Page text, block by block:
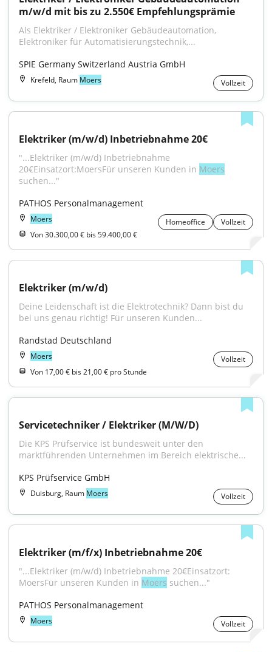
m/w/d mit bis zu 2.550€ Empfehlungsprämie
Als Elektriker / Elektroniker Gebäudeautomation,
Elektroniker für Automatisierungstechnik,...
SPIE Germany Switzerland Austria GmbH
Krefeld, Raum Moers Vollzeit
Elektriker (m/w/d) Inbetriebnahme 20€
"...Elektriker (m/w/d) Inbetriebnahme
20€Einsatzort:MoersFür unseren Kunden in Moers
suchen..."
PATHOS Personalmanagement
Moers Homeoffice
Vollzeit
Von 30.300,00 € bis 59.400,00 €
Elektriker (m/w/d)
Deine Leidenschaft ist die Elektrotechnik? Dann bist du
bei uns genau richtig! Für unseren Kunden...
Randstad Deutschland
Moers
Vollzeit
Von 17,00 € bis 21,00 € pro Stunde
Servicetechniker / Elektriker (M/W/D)
Die KPS Prüfservice ist bundesweit unter den
marktführenden Unternehmen im Bereich elektrische...
KPS Prüfservice GmbH
Duisburg, Raum Moers Vollzeit
Elektriker (m/f/x) Inbetriebnahme 20€
"...Elektriker (m/w/d) Inbetriebnahme 20€Einsatzort:
MoersFür unseren Kunden in Moers suchen..."
PATHOS Personalmanagement
Moers Vollzeit